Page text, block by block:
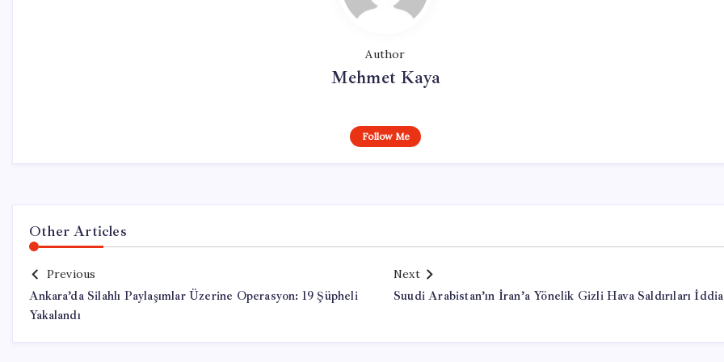
Author
Mehmet Kaya
Follow Me
Other Articles
Previous
Ankara’da Silahlı Paylaşımlar Üzerine Operasyon: 19 Şüpheli
Yakalandı
Next
Suudi Arabistan’ın İran’a Yönelik Gizli Hava Saldırıları